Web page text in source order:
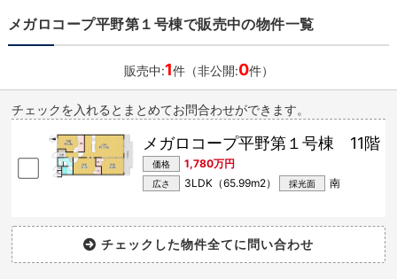
メガロコープ平野第１号棟で販売中の物件一覧
販売中:1件（非公開:0件）
チェックを入れるとまとめてお問合わせができます。
メガロコープ平野第１号棟 11階
価格 1,780万円
広さ 3LDK（65.99m2） 採光面 南